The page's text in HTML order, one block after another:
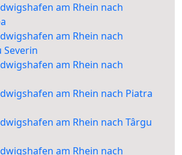
am Rhein nach
am Rhein nach
Severin
am Rhein nach
am Rhein nach Piatra
am Rhein nach Târgu
am Rhein nach